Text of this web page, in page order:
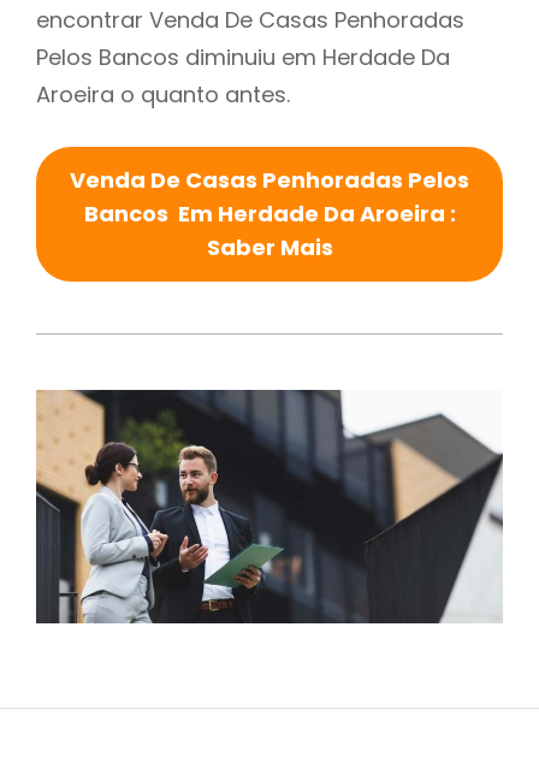
encontrar Venda De Casas Penhoradas
Pelos Bancos diminuiu em Herdade Da
Aroeira o quanto antes.
Venda De Casas Penhoradas Pelos
Bancos Em Herdade Da Aroeira :
Saber Mais